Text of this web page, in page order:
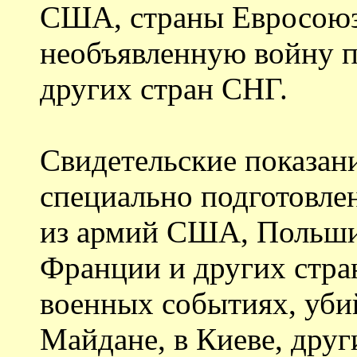
США, страны
необъявленную войну
других стран СНГ.
Свидетельские
специально
из армий США,
Франции и других
военных событиях,
Майдане, в Киеве,